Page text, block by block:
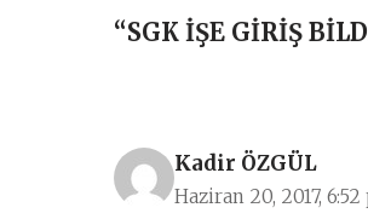
“SGK İŞE GİRİŞ
Kadir ÖZGÜL
Haziran 20, 2017,